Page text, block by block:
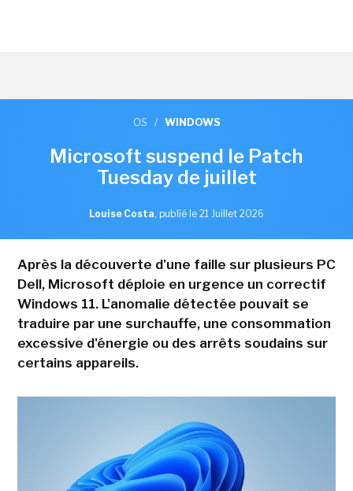
OS / WINDOWS
Microsoft suspend le Patch
Tuesday de juillet
Louise Costa, publié le 21 Juillet 2026
Après la découverte d'une faille sur plusieurs PC
Dell, Microsoft déploie en urgence un correctif
Windows 11. L'anomalie détectée pouvait se
traduire par une surchauffe, une consommation
excessive d'énergie ou des arrêts soudains sur
certains appareils.